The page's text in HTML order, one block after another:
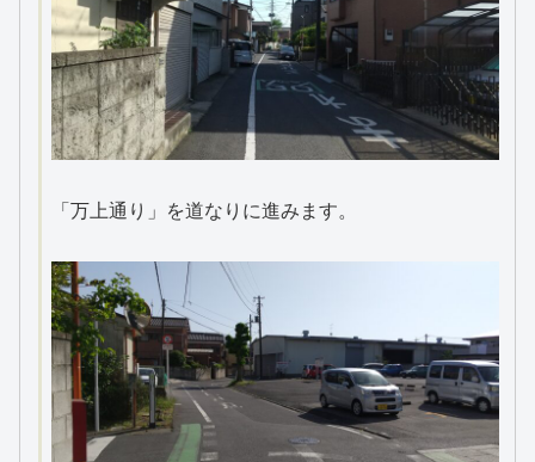
「万上通り」を道なりに進みます。